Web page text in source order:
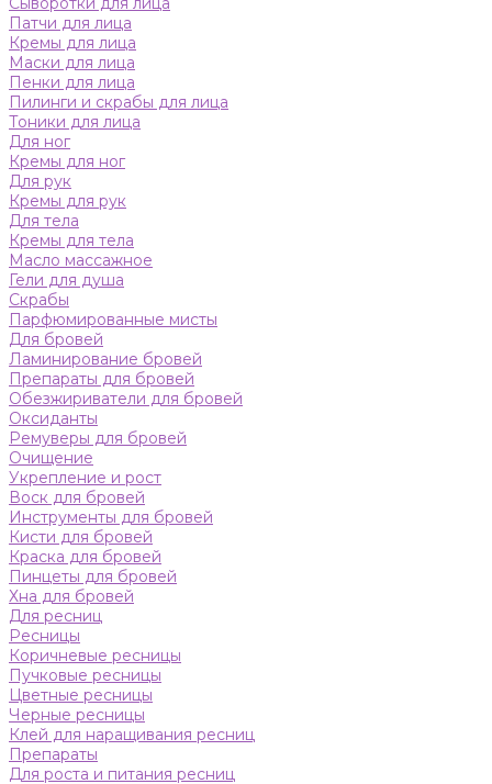
Патчи для лица
Кремы для лица
Маски для лица
Пенки для лица
Пилинги и скрабы для лица
Тоники для лица
Для ног
Кремы для ног
Для рук
Кремы для рук
Для тела
Кремы для тела
Масло массажное
Гели для душа
Скрабы
Парфюмированные мисты
Для бровей
Ламинирование бровей
Препараты для бровей
Обезжириватели для бровей
Оксиданты
Ремуверы для бровей
Очищение
Укрепление и рост
Воск для бровей
Инструменты для бровей
Кисти для бровей
Краска для бровей
Пинцеты для бровей
Хна для бровей
Для ресниц
Ресницы
Коричневые ресницы
Пучковые ресницы
Цветные ресницы
Черные ресницы
Клей для наращивания ресниц
Препараты
Для роста и питания ресниц